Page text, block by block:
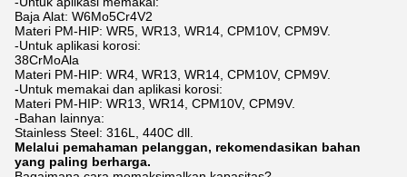
Baja Alat: W6Mo5Cr4V2
Materi PM-HIP: WR5, WR13, WR14, CPM10V, CPM9V.
-Untuk aplikasi korosi:
38CrMoAla
Materi PM-HIP: WR4, WR13, WR14, CPM10V, CPM9V.
-Untuk memakai dan aplikasi korosi:
Materi PM-HIP: WR13, WR14, CPM10V, CPM9V.
-Bahan lainnya:
Stainless Steel: 316L, 440C dll.
Melalui pemahaman pelanggan, rekomendasikan bahan
yang paling berharga.